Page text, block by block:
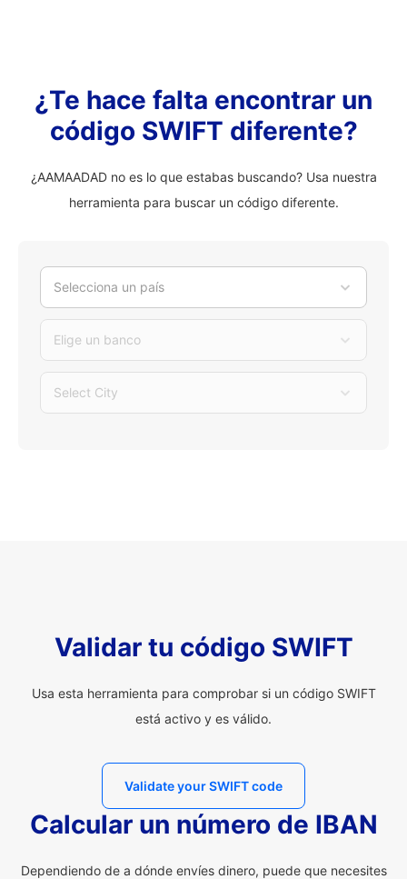
¿Te hace falta encontrar un
código SWIFT diferente?
¿AAMAADAD no es lo que estabas buscando? Usa nuestra
herramienta para buscar un código diferente.
Selecciona un país
Elige un banco
Select City
Validar tu código SWIFT
Usa esta herramienta para comprobar si un código SWIFT
está activo y es válido.
Validate your SWIFT code
Calcular un número de IBAN
Dependiendo de a dónde envíes dinero, puede que necesites